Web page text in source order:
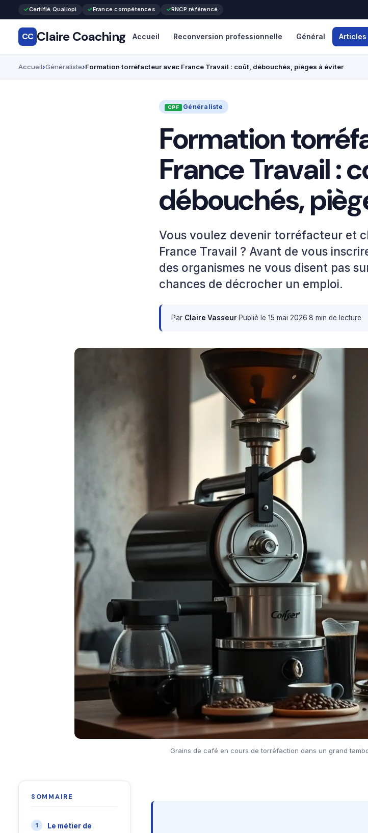
Certifié Qualiopi France compétences RNCP référencé
CC Claire Coaching Accueil Reconversion professionnelle Général Articles
Accueil Généraliste Formation torréfacteur avec France Travail : coût, débouchés, pièges à éviter
Généraliste
Formation
France Travail :
débouchés,
Vous voulez devenir torréfacteur et
France Travail ? Avant de vous
des organismes ne vous disent pas
chances de décrocher un emploi.
Par Claire Vasseur·Publié le 15 mai 2026·8 min de lecture
Grains de café en cours de torréfaction dans un grand
SOMMAIRE
Le métier de